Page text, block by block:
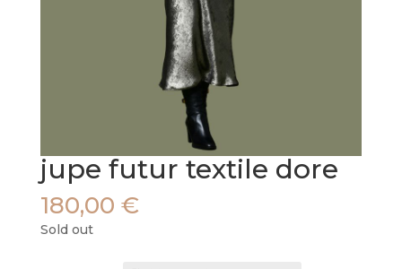
jupe futur textile dore
180,00 €
Sold out